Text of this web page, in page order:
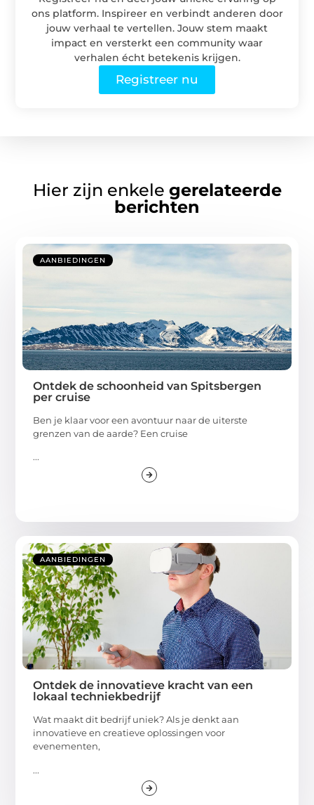
ons platform. Inspireer en verbindt anderen door
jouw verhaal te vertellen. Jouw stem maakt
impact en versterkt een community waar
verhalen écht betekenis krijgen.
Registreer nu
Hier zijn enkele gerelateerde
berichten
AANBIEDINGEN
Ontdek de schoonheid van Spitsbergen
per cruise
Ben je klaar voor een avontuur naar de uiterste
grenzen van de aarde? Een cruise
...
AANBIEDINGEN
Ontdek de innovatieve kracht van een
lokaal techniekbedrijf
Wat maakt dit bedrijf uniek? Als je denkt aan
innovatieve en creatieve oplossingen voor
evenementen,
...